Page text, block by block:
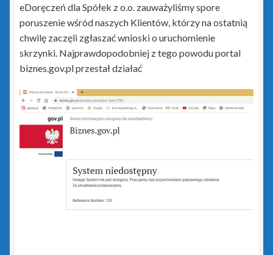
Gratyfikant GT Sfera
niebieski PLUS dla InsERT GT
Rachmistrz GT
Rewizor GT
Sfera dla Gestora GT
Sfera dla Gratyfikanta GT
eDoręczeń dla Spółek z o.o. zauważyliśmy spore
poruszenie wśród naszych Klientów, którzy na ostatnią
chwilę zaczęli zgłaszać wnioski o uruchomienie
skrzynki. Najprawdopodobniej z tego powodu portal
biznes.gov.pl przestał działać